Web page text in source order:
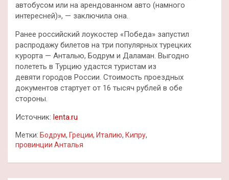
автобусом или на арендованном авто (намного
интересней)», — заключила она.
Ранее российский лоукостер «Победа» запустил
распродажу билетов на три популярных турецких
курорта — Анталью, Бодрум и Даламан. Выгодно
полететь в Турцию удастся туристам из
девяти городов России. Стоимость проездных
документов стартует от 16 тысяч рублей в обе
стороны.
Источник: lenta.ru
Метки: Бодрум, Греции, Италию, Кипру,
провинции Анталья